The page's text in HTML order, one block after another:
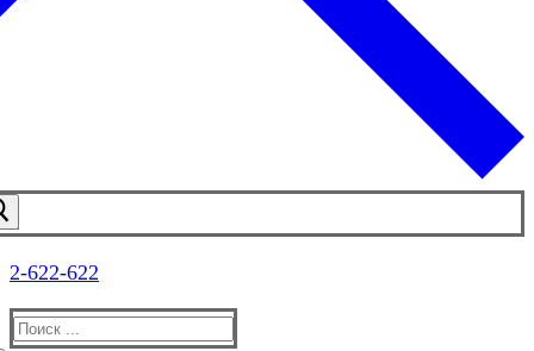
2-622-622
Найти: